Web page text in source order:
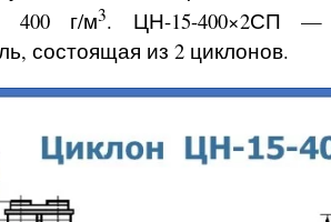
400 г/м3. ЦН-15-400×2СП —
состоящая из 2 циклонов.